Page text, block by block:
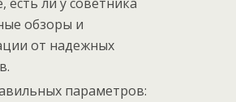
обзоры и
от надежных
параметров: